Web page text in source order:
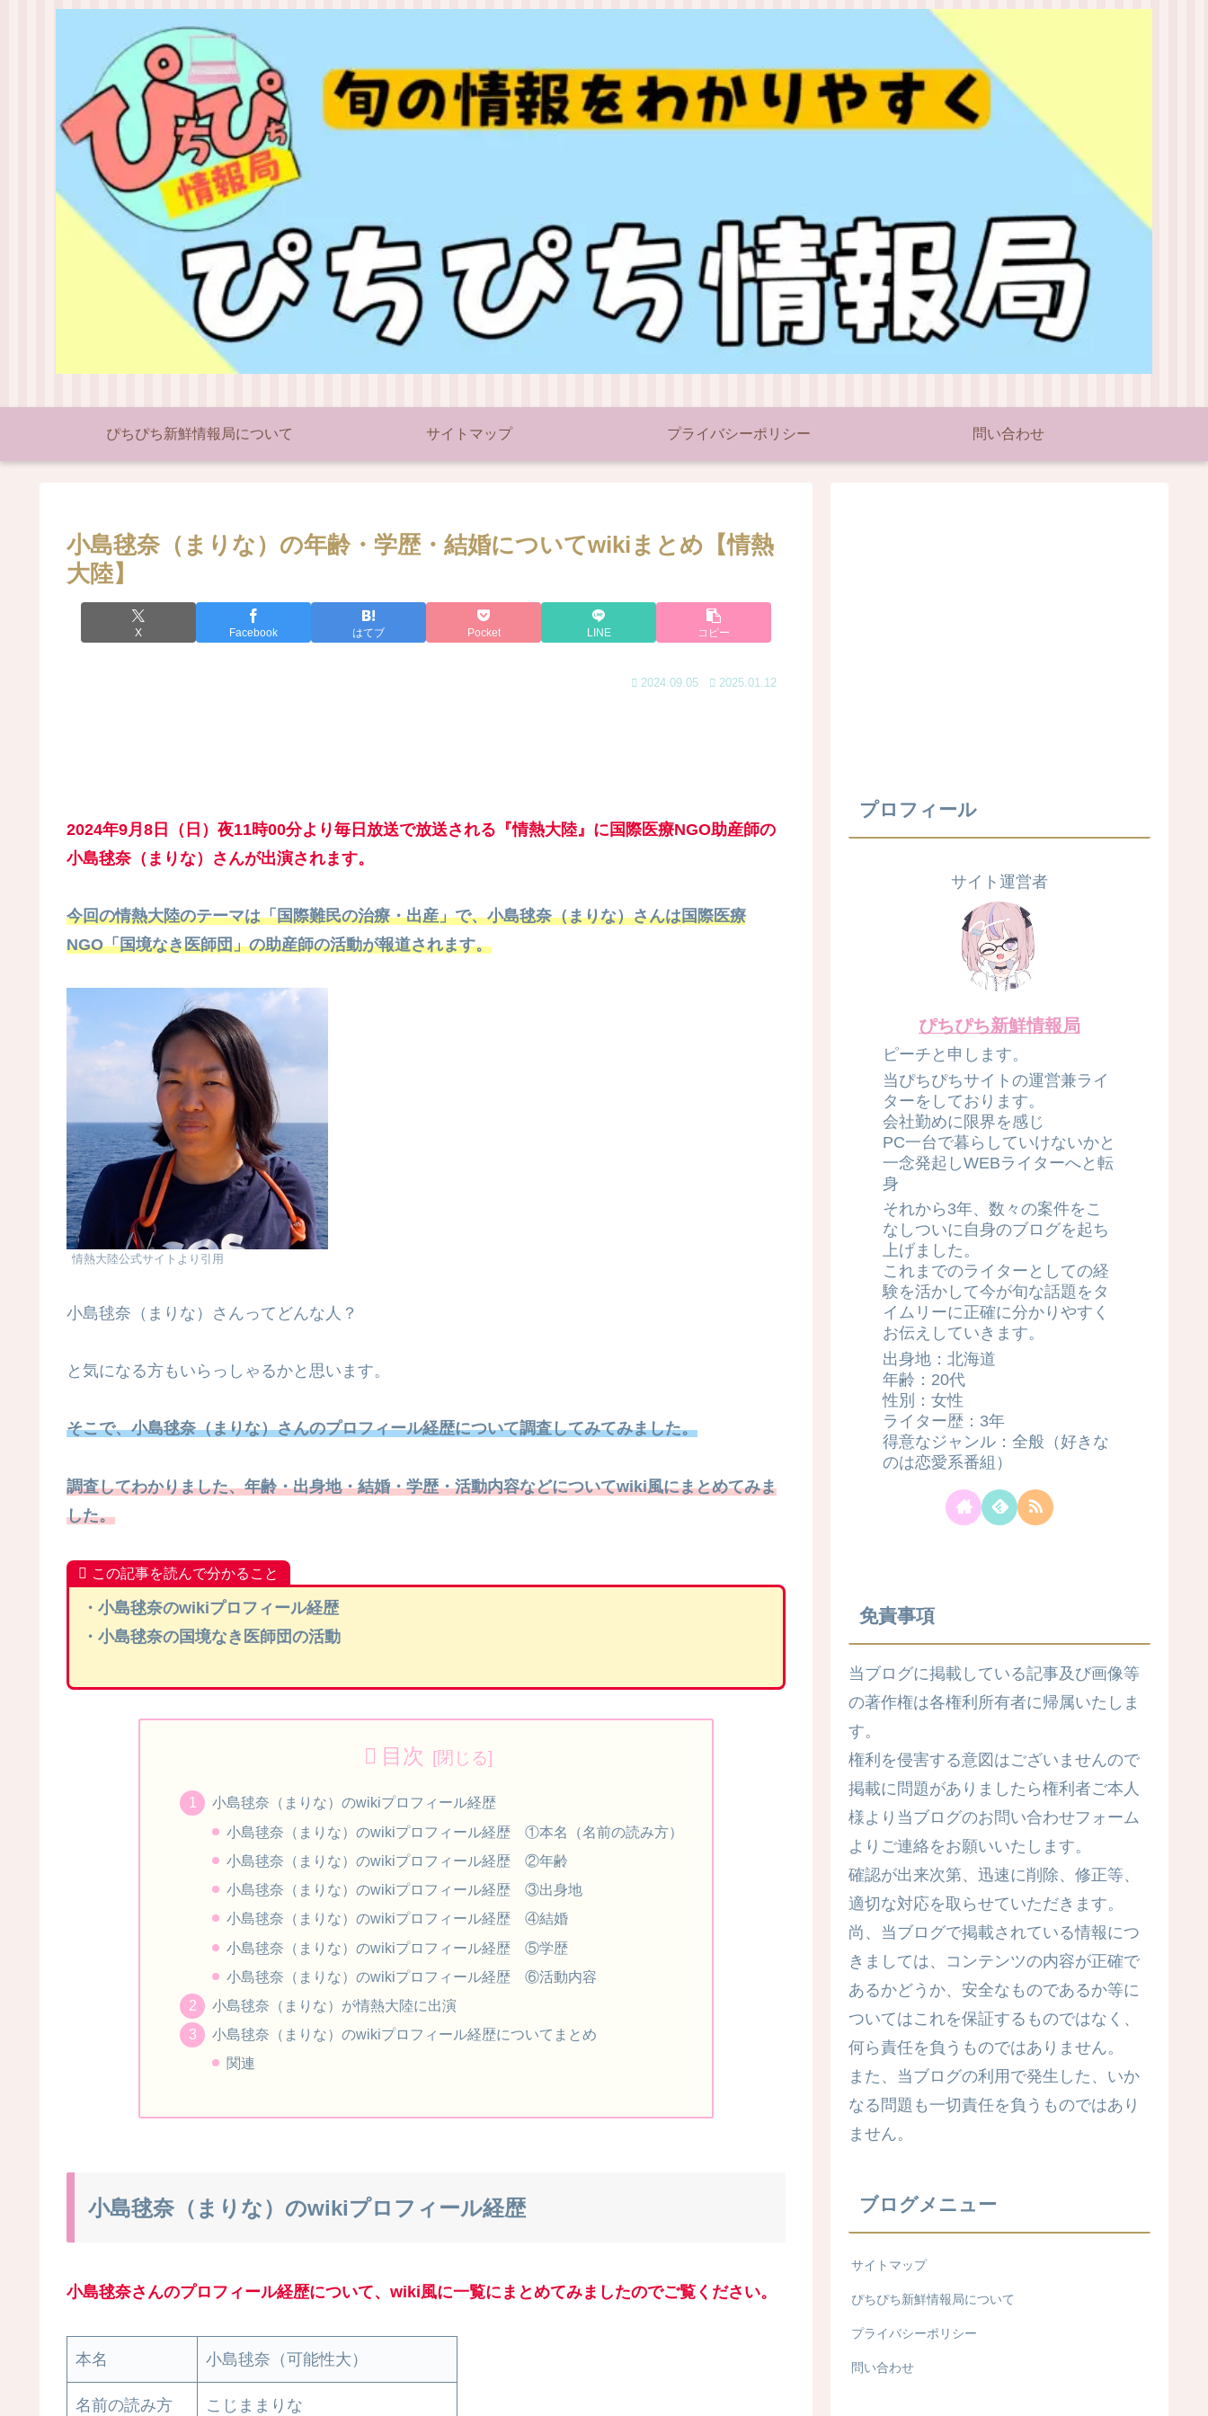
ぴちぴち新鮮情報局について サイトマップ プライバシーポリシー 問い合わせ
小島毬奈（まりな）の年齢・学歴・結婚についてwikiまとめ【情熱
大陸】
X Facebook はてブ Pocket LINE コピー
2024.09.05 2025.01.12
2024年9月8日（日）夜11時00分より毎日放送で放送される『情熱大陸』に国際医療NGO助産師の
小島毬奈（まりな）さんが出演されます。
今回の情熱大陸のテーマは「国際難民の治療・出産」で、小島毬奈（まりな）さんは国際医療
NGO「国境なき医師団」の助産師の活動が報道されます。
情熱大陸公式サイトより引用
小島毬奈（まりな）さんってどんな人？
と気になる方もいらっしゃるかと思います。
そこで、小島毬奈（まりな）さんのプロフィール経歴について調査してみてみました。
調査してわかりました、年齢・出身地・結婚・学歴・活動内容などについてwiki風にまとめてみま
した。
この記事を読んで分かること
・小島毬奈のwikiプロフィール経歴
・小島毬奈の国境なき医師団の活動
目次
小島毬奈（まりな）のwikiプロフィール経歴
小島毬奈（まりな）のwikiプロフィール経歴 ①本名（名前の読み方）
小島毬奈（まりな）のwikiプロフィール経歴 ②年齢
小島毬奈（まりな）のwikiプロフィール経歴 ③出身地
小島毬奈（まりな）のwikiプロフィール経歴 ④結婚
小島毬奈（まりな）のwikiプロフィール経歴 ⑤学歴
小島毬奈（まりな）のwikiプロフィール経歴 ⑥活動内容
小島毬奈（まりな）が情熱大陸に出演
小島毬奈（まりな）のwikiプロフィール経歴についてまとめ
関連
小島毬奈（まりな）のwikiプロフィール経歴
小島毬奈さんのプロフィール経歴について、wiki風に一覧にまとめてみましたのでご覧ください。
本名 小島毬奈（可能性大）
名前の読み方 こじままりな
プロフィール
サイト運営者
ぴちぴち新鮮情報局
ピーチと申します。
当ぴちぴちサイトの運営兼ライ
ターをしております。
会社勤めに限界を感じ
PC一台で暮らしていけないかと
一念発起しWEBライターへと転
身
それから3年、数々の案件をこ
なしついに自身のブログを起ち
上げました。
これまでのライターとしての経
験を活かして今が旬な話題をタ
イムリーに正確に分かりやすく
お伝えしていきます。
出身地：北海道
年齢：20代
性別：女性
ライター歴：3年
得意なジャンル：全般（好きな
のは恋愛系番組）
免責事項
当ブログに掲載している記事及び画像等
の著作権は各権利所有者に帰属いたしま
す。
権利を侵害する意図はございませんので
掲載に問題がありましたら権利者ご本人
様より当ブログのお問い合わせフォーム
よりご連絡をお願いいたします。
確認が出来次第、迅速に削除、修正等、
適切な対応を取らせていただきます。
尚、当ブログで掲載されている情報につ
きましては、コンテンツの内容が正確で
あるかどうか、安全なものであるか等に
ついてはこれを保証するものではなく、
何ら責任を負うものではありません。
また、当ブログの利用で発生した、いか
なる問題も一切責任を負うものではあり
ません。
ブログメニュー
サイトマップ
ぴちぴち新鮮情報局について
プライバシーポリシー
問い合わせ